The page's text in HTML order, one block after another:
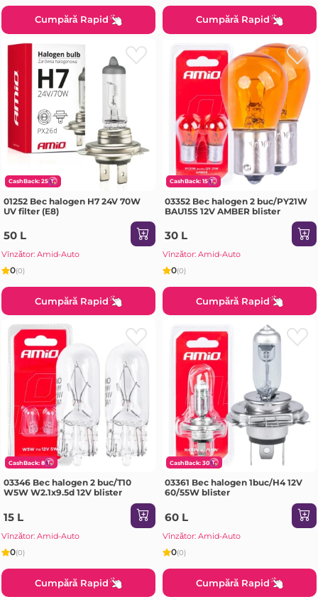
Cumpără Rapid Cumpără Rapid
CashBack: 25
01252 Bec halogen H7 24V 70W
UV filter (E8)
50 L
Vînzător: Amid-Auto
0(0)
Cumpără Rapid
CashBack: 15
03352 Bec halogen 2 buc/PY21W
BAU15S 12V AMBER blister
30 L
Vînzător: Amid-Auto
0(0)
Cumpără Rapid
CashBack: 8
03346 Bec halogen 2 buc/T10
W5W W2.1x9.5d 12V blister
15 L
Vînzător: Amid-Auto
0(0)
Cumpără Rapid
CashBack: 30
03361 Bec halogen 1buc/H4 12V
60/55W blister
60 L
Vînzător: Amid-Auto
0(0)
Cumpără Rapid